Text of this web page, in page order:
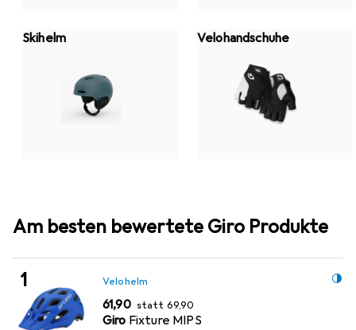
Skihelm Velohandschuhe
Am besten bewertete Giro Produkte
Velohelm
EUR
61,90 statt EUR
69,90
Giro Fixture MIPS